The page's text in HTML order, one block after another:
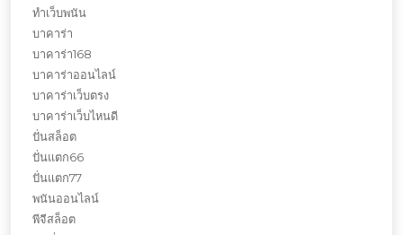
ทำเว็บพนัน
บาคาร่า
บาคาร่า168
บาคาร่าออนไลน์
บาคาร่าเว็บตรง
บาคาร่าเว็บไหนดี
ปั่นสล็อต
ปั่นแตก66
ปั่นแตก77
พนันออนไลน์
พีจีสล็อต